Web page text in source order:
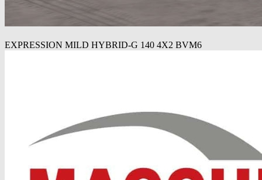
EXPRESSION MILD HYBRID-G 140 4X2 BVM6